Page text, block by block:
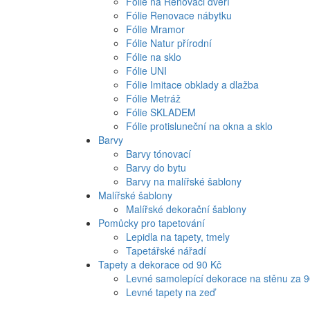
Fólie Renovace nábytku
Fólie Mramor
Fólie Natur přírodní
Fólie na sklo
Fólie UNI
Fólie Imitace obklady a dlažba
Fólie Metráž
Fólie SKLADEM
Fólie protisluneční na okna a sklo
Barvy
Barvy tónovací
Barvy do bytu
Barvy na malířské šablony
Malířské šablony
Malířské dekorační šablony
Pomůcky pro tapetování
Lepidla na tapety, tmely
Tapetářské nářadí
Tapety a dekorace od 90 Kč
Levné samolepící dekorace na stěnu za
Levné tapety na zeď